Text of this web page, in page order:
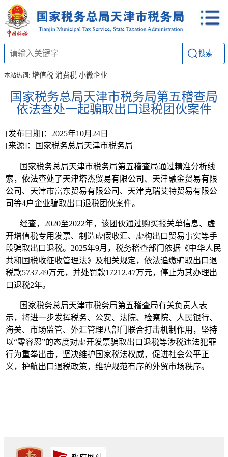
搜索
本站热词: 增值税 消费税 小微企业
国家税务总局天津市税务局第五稽查局
依法查处一起骗取出口退税团伙案件
[发布日期]：2025年10月24日
[来源]：国家税务总局天津市税务局
国家税务总局天津市税务局第五稽查局通过精准分析线
索，依法查处了天津塔杰贸易有限公司、天津融金贸易有限
公司、天津市富东贸易有限公司、天津克瑞艾特贸易有限公
司等4户企业骗取出口退税团伙案件。
经查，2020至2022年，该团伙通过购买报关单信息、虚
开增值税专用发票、制造虚假收汇、虚构出口贸易事实等手
段骗取出口退税。2025年9月，税务稽查部门依据《中华人民
共和国税收征收管理法》及相关规定，依法追缴骗取出口退
税款5737.49万元，并处罚款17212.47万元，停止为其办理出
口退税2年。
国家税务总局天津市税务局第五稽查局有关负责人表
示，将进一步发挥税务、公安、法院、检察院、人民银行、
海关、市场监管、外汇管理八部门联合打击机制作用，坚持
以“零容忍”的态度对虚开发票骗取出口退税等涉税违法犯罪
行为重拳出击，坚决维护国家税法权威，促进社会公平正
义，护航出口退税政策，维护规范有序的外贸市场秩序。